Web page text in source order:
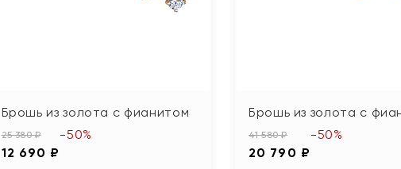
Брошь из золота с фианитом
25 380 ₽
12 690 ₽
-50%
Брошь из золота с
41 580 ₽
20 790 ₽
-50%